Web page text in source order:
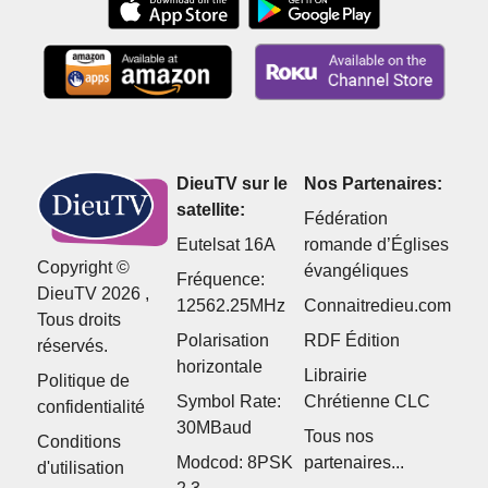
Copyright ©
DieuTV 2026 ,
Tous droits
réservés.
Politique de
confidentialité
Conditions
d'utilisation
DieuTV sur le
satellite:
Eutelsat 16A
Fréquence:
12562.25MHz
Polarisation
horizontale
Symbol Rate:
30MBaud
Modcod: 8PSK
Nos Partenaires:
Fédération
romande d’Églises
évangéliques
Connaitredieu.com
RDF Édition
Librairie
Chrétienne CLC
Tous nos
partenaires...